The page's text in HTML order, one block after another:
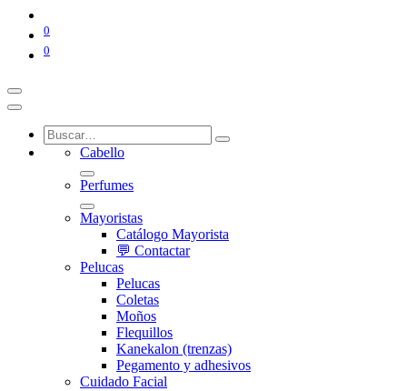
0
0
Cabello
Perfumes
Mayoristas
Catálogo Mayorista
💬 Contactar
Pelucas
Pelucas
Coletas
Moños
Flequillos
Kanekalon (trenzas)
Pegamento y adhesivos
Cuidado Facial